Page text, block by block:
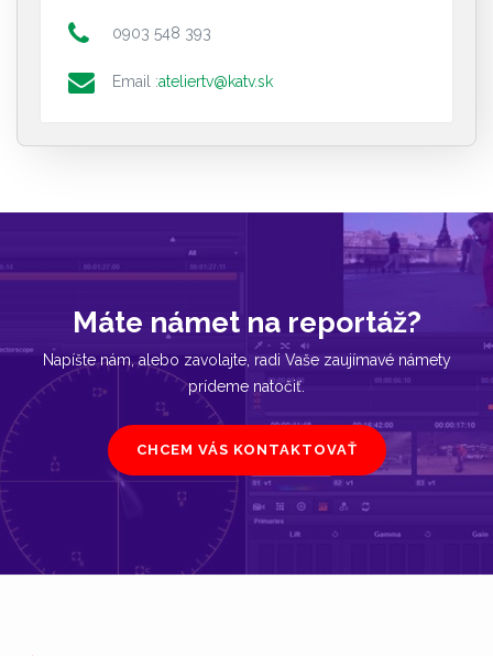
0903 548 393
Email :ateliertv@katv.sk
Máte námet na reportáž?
Napíšte nám, alebo zavolajte, radi Vaše zaujímavé námety
prídeme natočiť.
CHCEM VÁS KONTAKTOVAŤ